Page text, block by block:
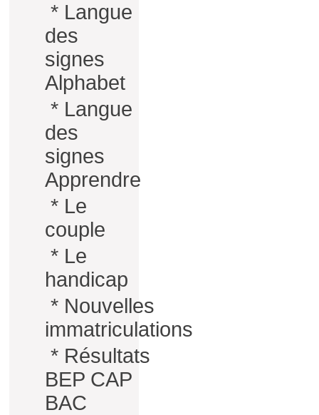
* Langue
des
signes
Alphabet
* Langue
des
signes
Apprendre
* Le
couple
* Le
handicap
* Nouvelles
immatriculations
* Résultats
BEP CAP
BAC